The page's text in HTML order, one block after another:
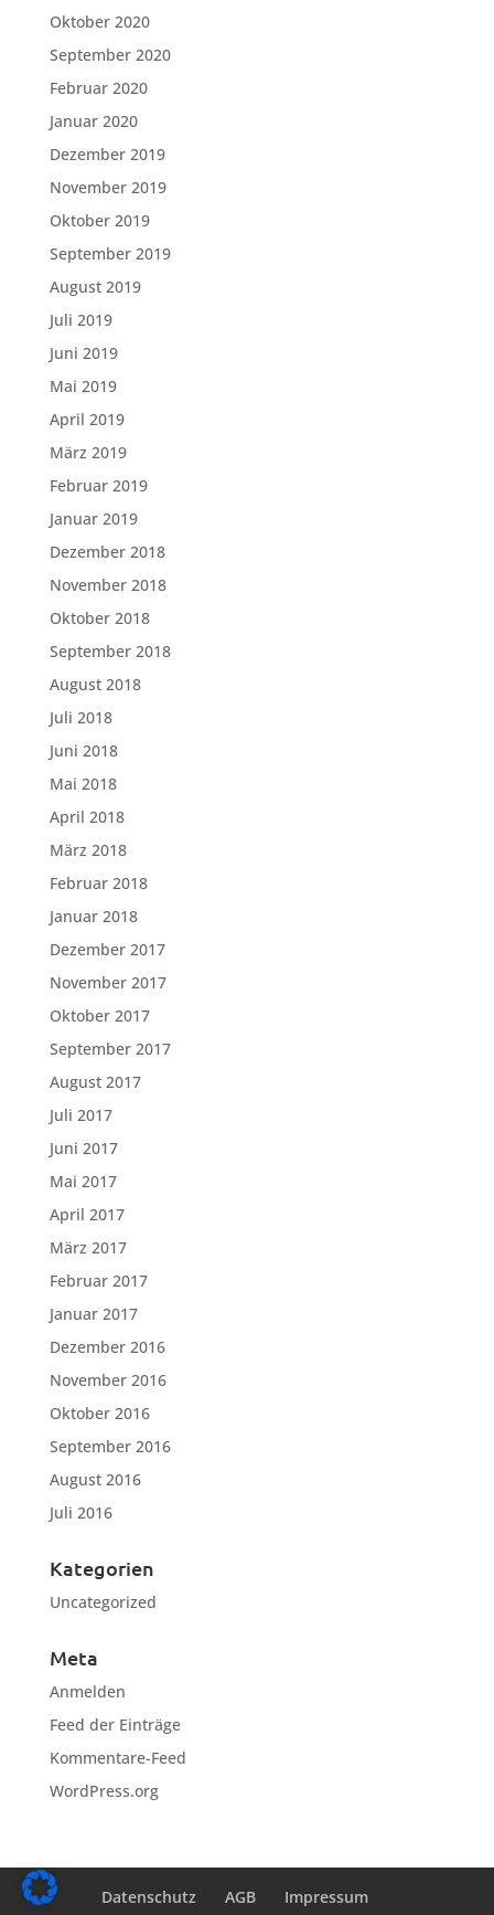
Oktober 2020
September 2020
Februar 2020
Januar 2020
Dezember 2019
November 2019
Oktober 2019
September 2019
August 2019
Juli 2019
Juni 2019
Mai 2019
April 2019
März 2019
Februar 2019
Januar 2019
Dezember 2018
November 2018
Oktober 2018
September 2018
August 2018
Juli 2018
Juni 2018
Mai 2018
April 2018
März 2018
Februar 2018
Januar 2018
Dezember 2017
November 2017
Oktober 2017
September 2017
August 2017
Juli 2017
Juni 2017
Mai 2017
April 2017
März 2017
Februar 2017
Januar 2017
Dezember 2016
November 2016
Oktober 2016
September 2016
August 2016
Juli 2016
Kategorien
Uncategorized
Meta
Anmelden
Feed der Einträge
Kommentare-Feed
WordPress.org
Datenschutz AGB Impressum